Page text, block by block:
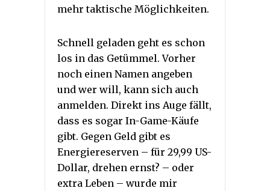
mehr taktische Möglichkeiten.
Schnell geladen geht es schon
los in das Getümmel. Vorher
noch einen Namen angeben
und wer will, kann sich auch
anmelden. Direkt ins Auge fällt,
dass es sogar In-Game-Käufe
gibt. Gegen Geld gibt es
Energiereserven – für 29,99 US-
Dollar, drehen ernst? – oder
extra Leben – wurde mir